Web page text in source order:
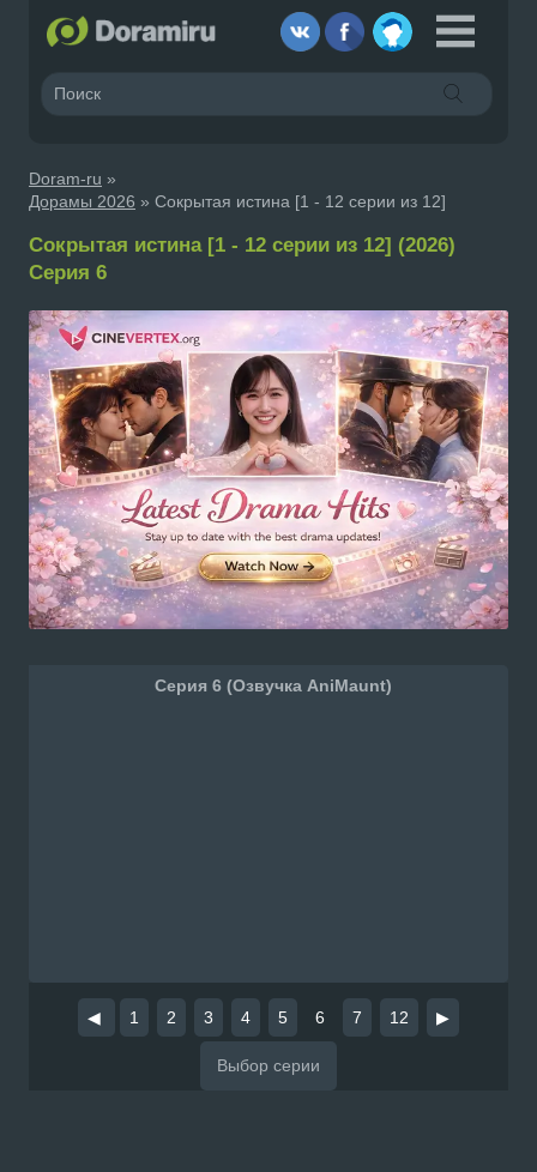
Doram-ru »
Дорамы 2026 » Сокрытая истина [1 - 12 серии из 12]
Сокрытая истина [1 - 12 серии из 12] (2026)
Серия 6
Серия 6 (Озвучка AniMaunt)
◀ 1 2 3 4 5 6 7 12 ▶